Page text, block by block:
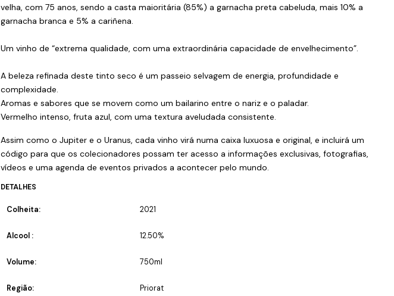
velha, com 75 anos, sendo a casta maioritária (85%) a garnacha preta cabeluda, mais 10% a
garnacha branca e 5% a cariñena.
Um vinho de “extrema qualidade, com uma extraordinária capacidade de envelhecimento”.
A beleza refinada deste tinto seco é um passeio selvagem de energia, profundidade e
complexidade.
Aromas e sabores que se movem como um bailarino entre o nariz e o paladar.
Vermelho intenso, fruta azul, com uma textura aveludada consistente.
Assim como o Jupiter e o Uranus, cada vinho virá numa caixa luxuosa e original, e incluirá um
código para que os colecionadores possam ter acesso a informações exclusivas, fotografias,
vídeos e uma agenda de eventos privados a acontecer pelo mundo.
DETALHES
Colheita: 2021
Alcool : 12.50%
Volume: 750ml
Região: Priorat